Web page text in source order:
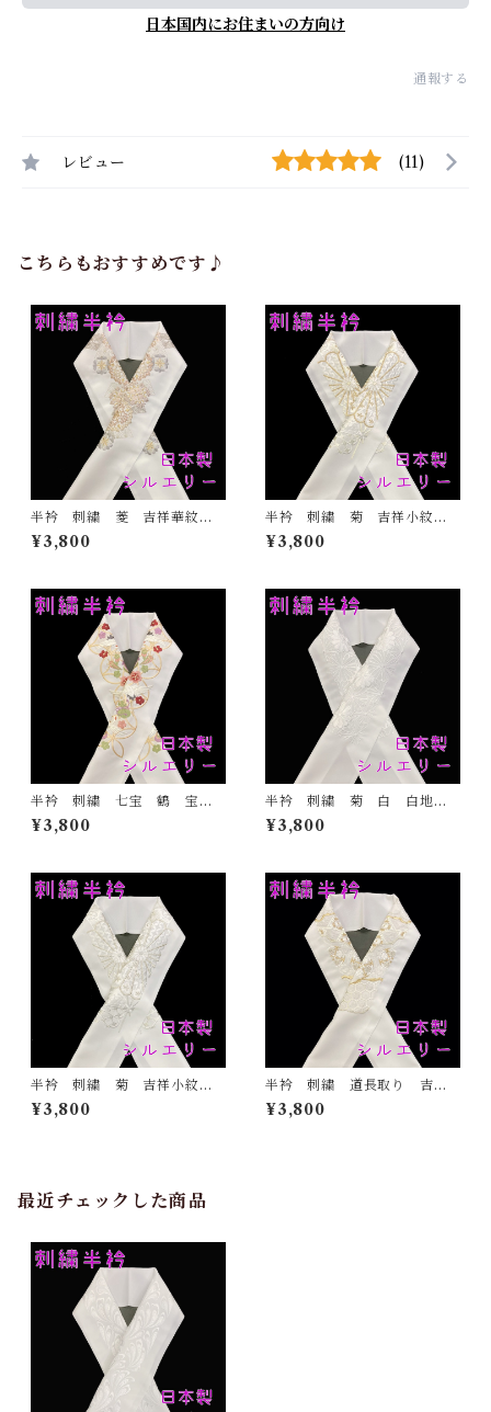
日本国内にお住まいの方向け
通報する
レビュー (11)
こちらもおすすめです♪
半衿 刺繍 菱 吉祥華紋
白地 シルエリー 新合繊
日本製 刺繍衿 和装小物
¥3,800
半衿 刺繍 菊 吉祥小紋
金 白地 シルエリー 新合
繊 日本製 刺繍衿 和装小
¥3,800
半衿 刺繍 七宝 鶴 宝尽
くし 白地 シルエリー 新
合繊 日本製 刺繍衿 和装
¥3,800
半衿 刺繍 菊 白 白地
シルエリー 新合繊 日本
製 刺繍衿 和装小物 着
¥3,800
半衿 刺繍 菊 吉祥小紋
銀 白地 シルエリー 新合
繊 日本製 刺繍衿 和装小
¥3,800
半衿 刺繍 道長取り 吉祥
紋 金 白地 シルエリー
新合繊 日本製 刺繍衿 和
¥3,800
最近チェックした商品